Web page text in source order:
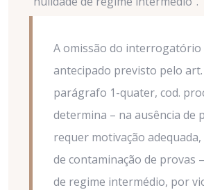
A omissão do interrogatório
antecipado previsto pelo art.
parágrafo 1-quater, cod.
determina – na ausência de
requer motivação
de contaminação de provas
de regime intermédio, por